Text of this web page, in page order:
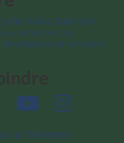
Julie Aviva Dabrusin
du
et de la Nature
Twitter YouTube
à l’infolettre